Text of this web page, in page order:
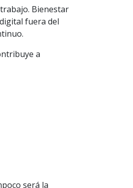
Bienestar
fuera del
a
será la